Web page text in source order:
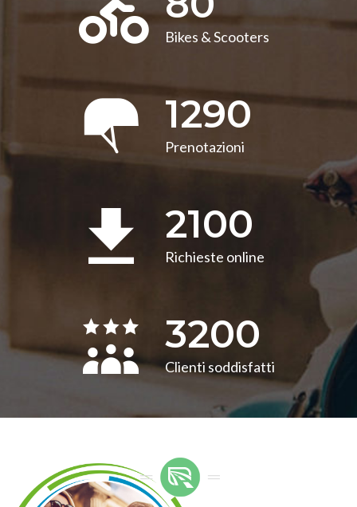
Bikes & Scooters
1290
Prenotazioni
2100
Richieste online
3200
Clienti soddisfatti